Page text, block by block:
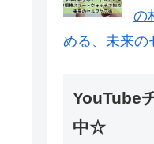
の
める、未来の
YouTube
中☆